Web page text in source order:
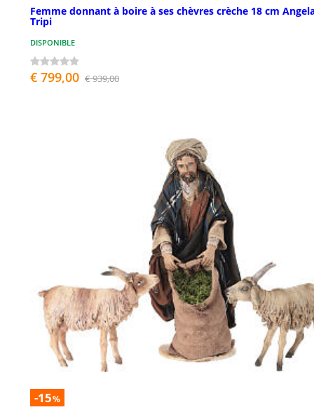
Femme donnant à boire à ses chèvres crèche 18 cm
Tripi
DISPONIBLE
€ 799,00 € 939,00
-15%